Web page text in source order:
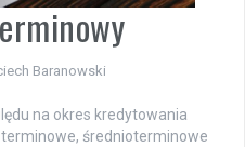
Baranowski
na okres kredytowania
średnioterminowe